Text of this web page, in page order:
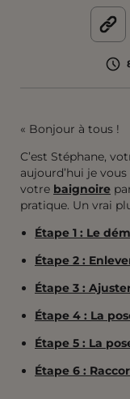
« Bonjour à tous !
C’est Stéphane,
aujourd’hui je
votre baignoire
pratique. Un vrai
Étape 1 : Le
Étape 2 :
Étape 3 :
Étape 4 : La
Étape 5 : La
Étape 6 :